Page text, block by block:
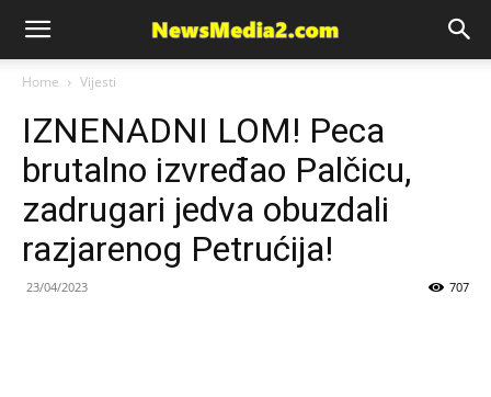
News
Media
Home Vijesti
IZNENADNI LOM! Peca
brutalno izvređao Palčicu,
zadrugari jedva obuzdali
razjarenog Petrućija!
23/04/2023 707